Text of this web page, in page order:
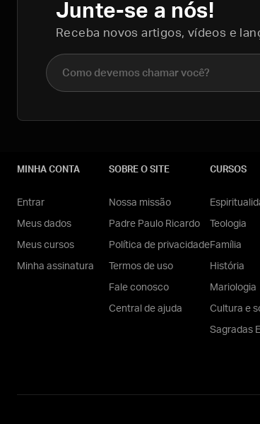
Junte-se a nós!
Receba novos artigos, vídeos e
Nome completo
MINHA CONTA
Entrar
Meus dados
Meus cursos
Minha assinatura
SOBRE O SITE
Nossa missão
Padre Paulo Ricardo
Política de privacidade
Termos de uso
Fale conosco
Central de ajuda
CURSOS
Teologia
Família
História
Mariologia
Cultura e
Sagradas